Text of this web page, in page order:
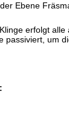
Ebene
erfolgt
passiviert, um